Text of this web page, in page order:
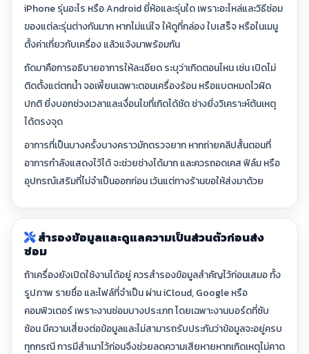
iPhone รุ่นอะไร หรือ Android ยี่ห้อและรุ่นใด เพราะอะไหล่และวิธีซ่อม
ของแต่ละรุ่นต่างกันมาก หากไม่แน่ใจ ให้ดูที่กล่อง ใบเสร็จ หรือในเมนู
ตั้งค่าเกี่ยวกับเครื่อง แล้วแจ้งมาพร้อมกัน
ถัดมาคือการอธิบายอาการให้ละเอียด ระบุว่าเกิดตอนไหน เช่น เปิดไม่
ติดตั้งแต่ตกน้ำ จอเพี้ยนเฉพาะตอนเครื่องร้อน หรือแบตหมดไวผิด
ปกติ ยิ่งบอกช่วงเวลาและเงื่อนไขที่เกิดได้ชัด ช่างยิ่งวิเคราะห์ต้นเหตุ
ได้ตรงจุด
อาการที่เป็นบางครั้งบางคราวมักตรวจยาก หากถ่ายคลิปสั้นตอนที่
อาการกำลังแสดงไว้ได้ จะช่วยช่างได้มาก และควรถอดเคส ฟิล์ม หรือ
อุปกรณ์เสริมที่ไม่จำเป็นออกก่อน เว้นแต่ทางร้านขอให้ส่งมาด้วย
สำรองข้อมูลและดูแลความเป็นส่วนตัวก่อนส่ง
ซ่อม
ถ้าเครื่องยังเปิดใช้งานได้อยู่ ควรสำรองข้อมูลสำคัญไว้ก่อนเสมอ ทั้ง
รูปภาพ รายชื่อ และไฟล์ที่จำเป็น ผ่าน iCloud, Google หรือ
คอมพิวเตอร์ เพราะงานซ่อมบางประเภท โดยเฉพาะงานบอร์ดที่ซับ
ซ้อน มีความเสี่ยงต่อข้อมูลและไม่สามารถรับประกันว่าข้อมูลจะอยู่ครบ
ทุกกรณี การมีสำเนาไว้ก่อนจึงช่วยลดความเสียหายหากเกิดเหตุไม่คาด